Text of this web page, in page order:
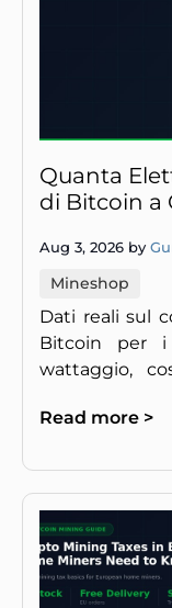
Quanta
di Bitcoin a
Aug 3, 2026 by
Mineshop
Dati reali sul
Bitcoin per i
wattaggio,
Read more >